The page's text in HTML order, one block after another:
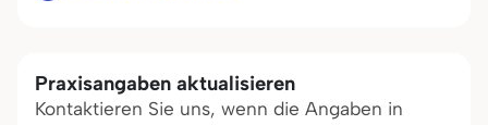
Praxisangaben aktualisieren
Kontaktieren Sie uns, wenn die Angaben in